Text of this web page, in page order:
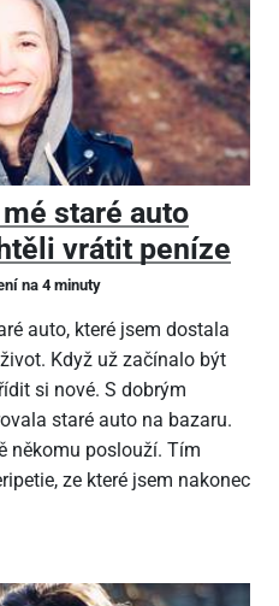
staré auto
vrátit peníze
na 4 minuty
auto, které jsem dostala
Když už začínalo být
si nové. S dobrým
staré auto na bazaru.
někomu poslouží. Tím
ze které jsem nakonec